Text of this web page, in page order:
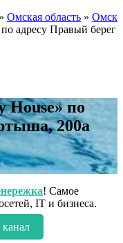
» Омская область » Омск
адресу Правый берег
по
200а
! Самое
IT и бизнеса.